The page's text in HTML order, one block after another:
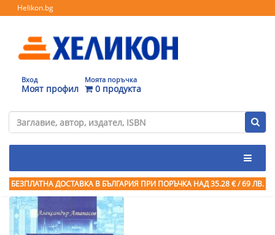
Helikon.bg
Вход
Моят профил
Моята поръчка
0 продукта
БЕЗПЛАТНА ДОСТАВКА В БЪЛГАРИЯ ПРИ ПОРЪЧКА НАД 35.28 € / 69 ЛВ.